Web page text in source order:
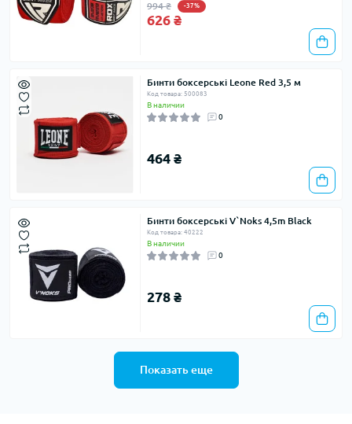
994 ₴ -37%
626 ₴
Бинти боксерські Leone Red 3,5 м
Код товара: 500083
В наличии
0
464 ₴
Бинти боксерські V`Noks 4,5m Black
Код товара: 40222
В наличии
0
278 ₴
Показать еще